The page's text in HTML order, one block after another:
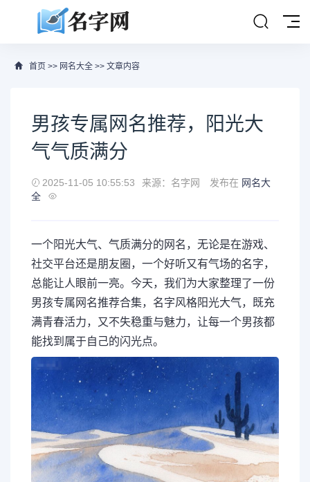
首页 >> 网名大全 >> 文章内容
男孩专属网名推荐，阳光大
气气质满分
2025-11-05 10:55:53 来源：名字网 发布在 网名大
全
一个阳光大气、气质满分的网名，无论是在游戏、
社交平台还是朋友圈，一个好听又有气场的名字，
总能让人眼前一亮。今天，我们为大家整理了一份
男孩专属网名推荐合集，名字风格阳光大气，既充
满青春活力，又不失稳重与魅力，让每一个男孩都
能找到属于自己的闪光点。